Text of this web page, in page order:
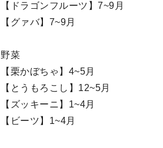
【ドラゴンフルーツ】7~9月
【グァバ】7~9月
野菜
【栗かぼちゃ】4~5月
【とうもろこし】12~5月
【ズッキーニ】1~4月
【ビーツ】1~4月